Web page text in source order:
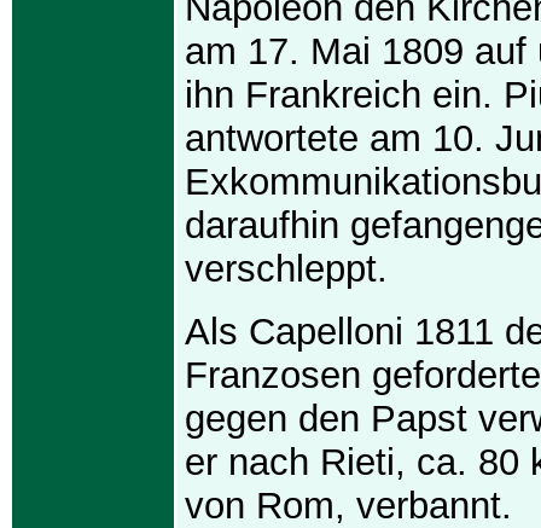
am 17. Mai 1809 auf
ihn Frankreich ein.
antwortete am 10.
daraufhin
verschleppt.
Als Capelloni 1811
Franzosen
gegen den Papst
er nach Rieti, ca. 80
von Rom, verbannt.